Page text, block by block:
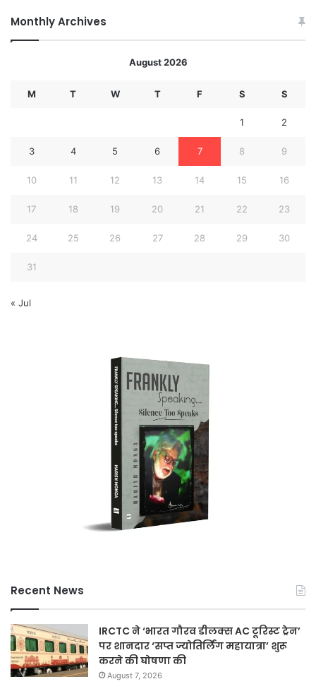
Monthly Archives
August 2026
M T W T F S S
1 2
3 4 5 6 7 8 9
10 11 12 13 14 15 16
17 18 19 20 21 22 23
24 25 26 27 28 29 30
31
« Jul
Recent News
IRCTC ने ‘भारत गौरव डीलक्स AC टूरिस्ट ट्रेन’
पर शानदार ‘सप्त ज्योतिर्लिंग महायात्रा’ शुरू
करने की घोषणा की
August 7, 2026